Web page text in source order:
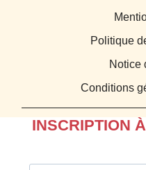
Politique
Notice
Conditions
INSCRIPTION